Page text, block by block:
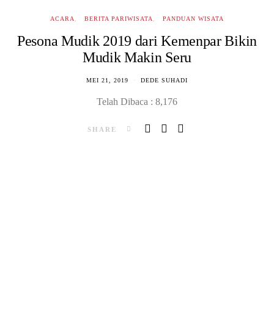
ACARA BERITA PARIWISATA PANDUAN WISATA
Pesona Mudik 2019 dari Kemenpar Bikin
Mudik Makin Seru
MEI 21, 2019 DEDE SUHADI
Telah Dibaca : 8,176
SHARE